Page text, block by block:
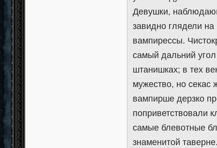
Девушки,
завидно глядели
вампирессы.
самый дальний
штанишках; в тех
мужество, но секас
вампирше дерзко
поприветствовали
самые блевотные
знаменитой